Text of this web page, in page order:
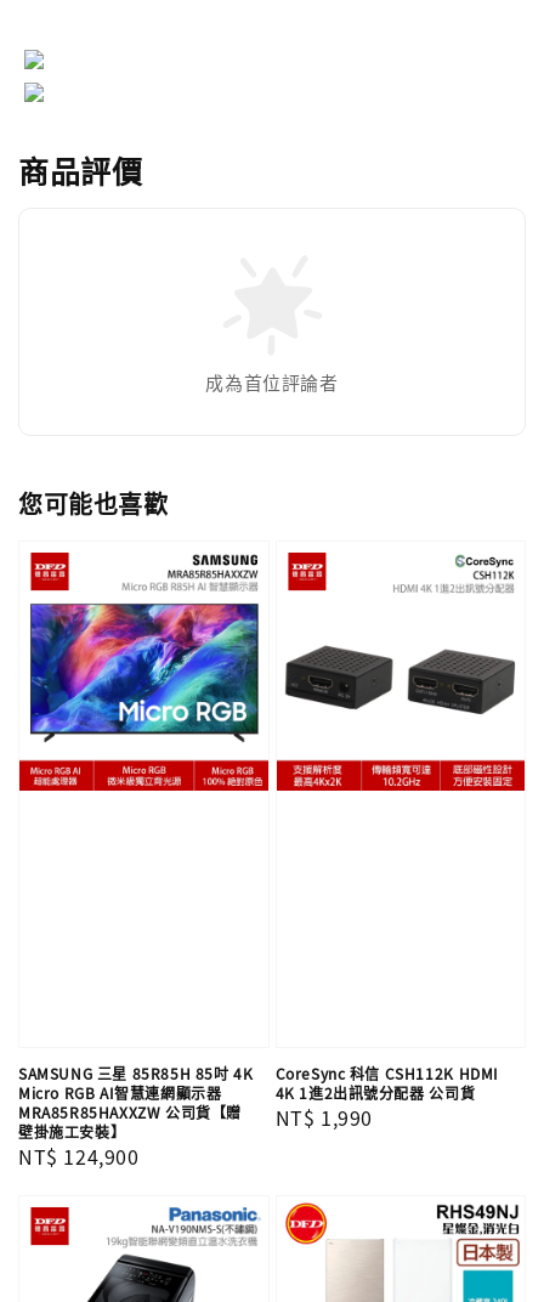
商品評價
成為首位評論者
您可能也喜歡
SAMSUNG 三星 85R85H 85吋 4K
Micro RGB AI智慧連網顯示器
MRA85R85HAXXZW 公司貨【贈
壁掛施工安裝】
Regular
NT$ 124,900
CoreSync 科信 CSH112K HDMI
4K 1進2出訊號分配器 公司貨
Regular
NT$ 1,990